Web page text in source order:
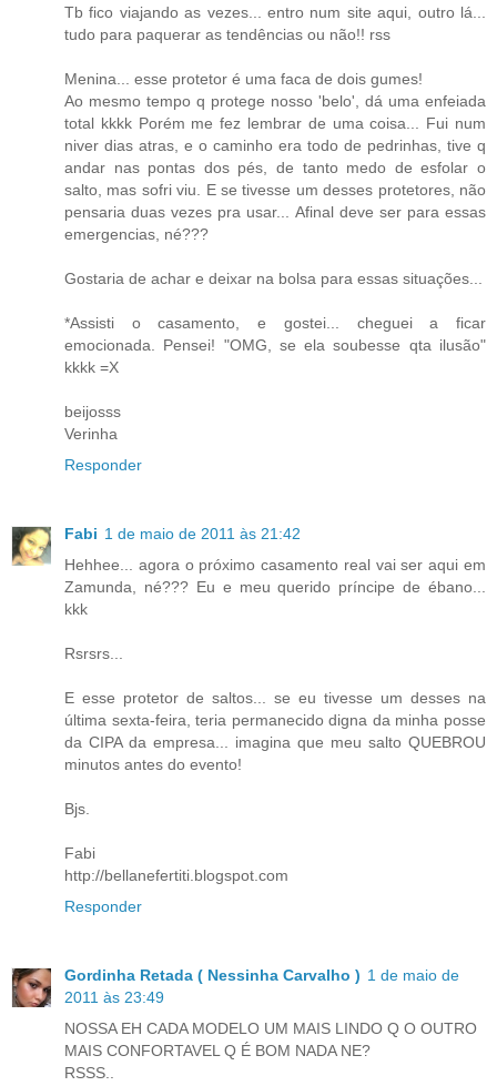
Tb fico viajando as vezes... entro num site aqui, outro lá...
tudo para paquerar as tendências ou não!! rss
Menina... esse protetor é uma faca de dois gumes!
Ao mesmo tempo q protege nosso 'belo', dá uma enfeiada
total kkkk Porém me fez lembrar de uma coisa... Fui num
niver dias atras, e o caminho era todo de pedrinhas, tive q
andar nas pontas dos pés, de tanto medo de esfolar o
salto, mas sofri viu. E se tivesse um desses protetores, não
pensaria duas vezes pra usar... Afinal deve ser para essas
emergencias, né???
Gostaria de achar e deixar na bolsa para essas situações...
*Assisti o casamento, e gostei... cheguei a ficar
emocionada. Pensei! "OMG, se ela soubesse qta ilusão"
kkkk =X
beijosss
Verinha
Responder
Fabi 1 de maio de 2011 às 21:42
Hehhee... agora o próximo casamento real vai ser aqui em
Zamunda, né??? Eu e meu querido príncipe de ébano...
kkk
Rsrsrs...
E esse protetor de saltos... se eu tivesse um desses na
última sexta-feira, teria permanecido digna da minha posse
da CIPA da empresa... imagina que meu salto QUEBROU
minutos antes do evento!
Bjs.
Fabi
http://bellanefertiti.blogspot.com
Responder
Gordinha Retada ( Nessinha Carvalho ) 1 de maio de
2011 às 23:49
NOSSA EH CADA MODELO UM MAIS LINDO Q O OUTRO
MAIS CONFORTAVEL Q É BOM NADA NE?
RSSS..